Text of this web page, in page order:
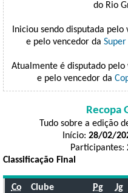
do Rio
Iniciou sendo disputada pelo
e pelo vencedor da Super
Atualmente é disputado pelo
e pelo vencedor da
Recopa
Tudo sobre a edição
Início: 28/02/
Participantes:
Classificação Final
Co Clube Pg Jg